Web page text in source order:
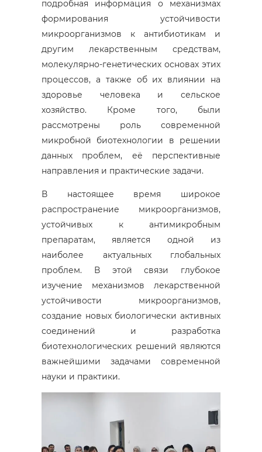
подробная информация о механизмах
формирования устойчивости
микроорганизмов к антибиотикам и
другим лекарственным средствам,
молекулярно-генетических основах этих
процессов, а также об их влиянии на
здоровье человека и сельское
хозяйство. Кроме того, были
рассмотрены роль современной
микробной биотехнологии в решении
данных проблем, её перспективные
направления и практические задачи.
В настоящее время широкое
распространение микроорганизмов,
устойчивых к антимикробным
препаратам, является одной из
наиболее актуальных глобальных
проблем. В этой связи глубокое
изучение механизмов лекарственной
устойчивости микроорганизмов,
создание новых биологически активных
соединений и разработка
биотехнологических решений являются
важнейшими задачами современной
науки и практики.